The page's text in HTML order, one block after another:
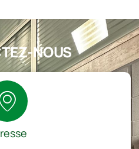
NOUS